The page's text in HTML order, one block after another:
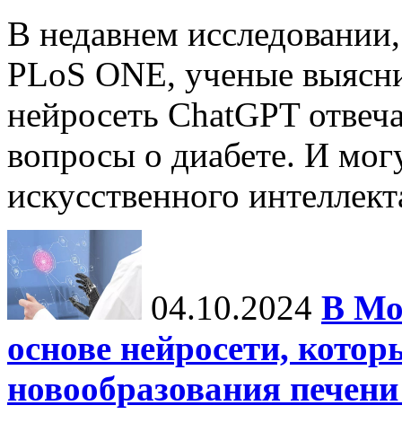
В недавнем
PLoS ONE, ученые
нейросеть ChatGPT
вопросы о диабете. И
искусственного
04.10.2024 В
основе нейросети,
новообразования